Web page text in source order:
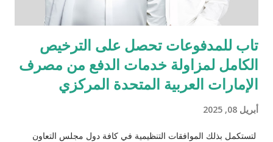
تاب للمدفوعات تحصل على الترخيص
الكامل لمزاولة خدمات الدفع من مصرف
الإمارات العربية المتحدة المركزي
أبريل 08, 2025
لتستكمل بذلك الموافقات التنظيمية في كافة دول مجلس التعاون